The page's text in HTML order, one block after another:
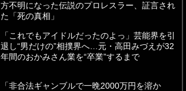
方不明になった伝説のプロレスラー、証言され
た「死の真相」
「これでもアイドルだったのよっ」芸能界を引
退し“男だけの”相撲界へ…元・高田みづえが32
年間のおかみさん業を“卒業”するまで
「非合法ギャンブルで一晩2000万円を溶か